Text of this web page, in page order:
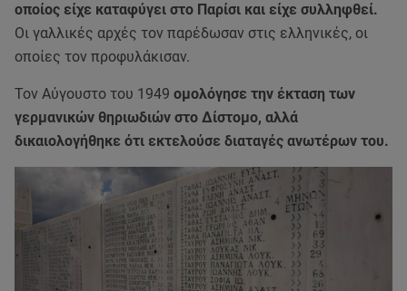
οποίος είχε καταφύγει στο Παρίσι και είχε συλληφθεί.
Οι γαλλικές αρχές τον παρέδωσαν στις ελληνικές, οι
οποίες τον προφυλάκισαν.
Τον Αύγουστο του 1949 ομολόγησε την έκταση των
γερμανικών θηριωδιών στο Δίστομο, αλλά
δικαιολογήθηκε ότι εκτελούσε διαταγές ανωτέρων του.